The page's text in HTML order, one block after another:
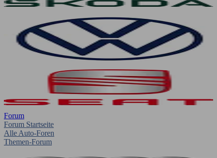
Forum
Forum Startseite
Alle Auto-Foren
Themen-Forum